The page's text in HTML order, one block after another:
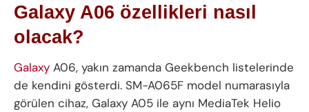
Galaxy A06 özellikleri nasıl
olacak?
Galaxy A06, yakın zamanda Geekbench listelerinde
de kendini gösterdi. SM-A065F model numarasıyla
görülen cihaz, Galaxy A05 ile aynı MediaTek Helio